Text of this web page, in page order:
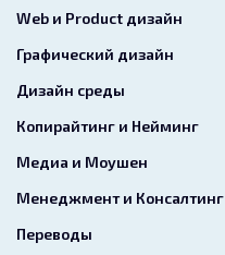
Web и Product дизайн
Графический дизайн
Дизайн среды
Копирайтинг и Нейминг
Медиа и Моушен
Менеджмент и Консалтинг
Переводы